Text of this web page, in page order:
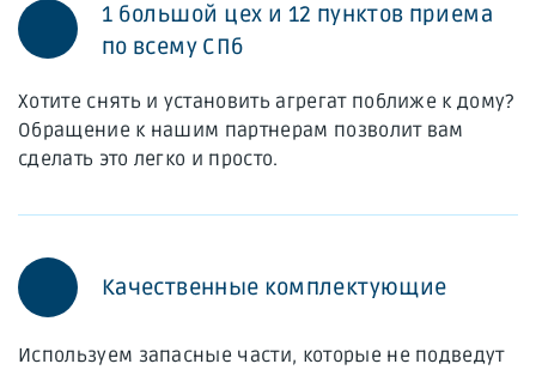
1 большой цех и 12 пунктов приема
по всему СПб
Хотите снять и установить агрегат поближе к дому?
Обращение к нашим партнерам позволит вам
сделать это легко и просто.
Качественные комплектующие
Используем запасные части, которые не подведут